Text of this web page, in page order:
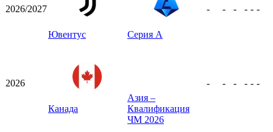
2026/2027
Ювентус Серия А
- - - - - -
2026
Канада
Азия –
Квалификация
ЧМ 2026
- - - - - -